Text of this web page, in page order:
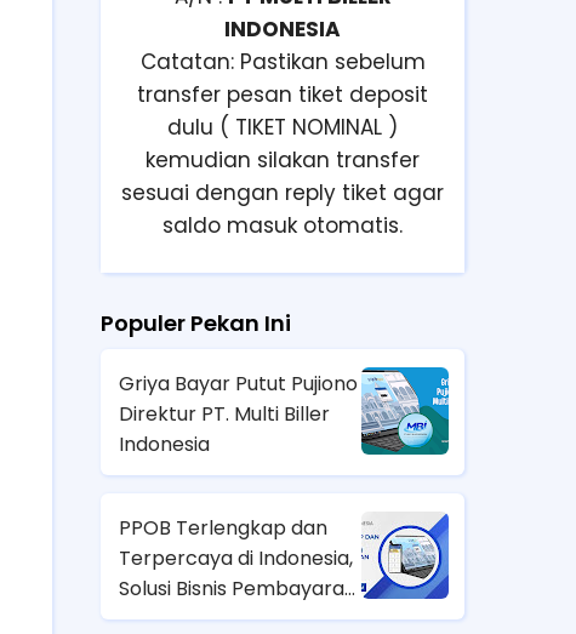
INDONESIA
Catatan: Pastikan sebelum
transfer pesan tiket deposit
dulu ( TIKET NOMINAL )
kemudian silakan transfer
sesuai dengan reply tiket agar
saldo masuk otomatis.
Populer Pekan Ini
Griya Bayar Putut Pujiono
Direktur PT. Multi Biller
Indonesia
PPOB Terlengkap dan
Terpercaya di Indonesia,
Solusi Bisnis Pembayaran
yang Menguntungkan